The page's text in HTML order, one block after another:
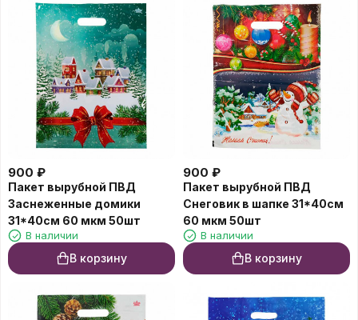
900 ₽
Пакет вырубной ПВД
Заснеженные домики
31*40см 60 мкм 50шт
В наличии
В корзину
900 ₽
Пакет вырубной ПВД
Снеговик в шапке 31*40см
60 мкм 50шт
В наличии
В корзину